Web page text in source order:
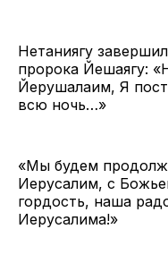
Нетаниягу
пророка Йешаягу:
Йерушалаим, Я
всю ночь…»
«Мы будем
Иерусалим, с
гордость, наша
Иерусалима!»